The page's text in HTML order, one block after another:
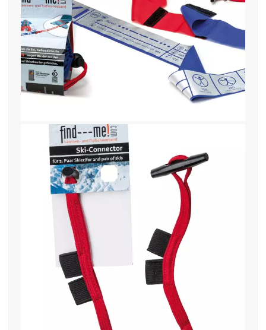
find—me- Produkt-verpackung
gesamt-V1-Ok-low
find—me-Ski-Connector 2.jpg-
mockup-low